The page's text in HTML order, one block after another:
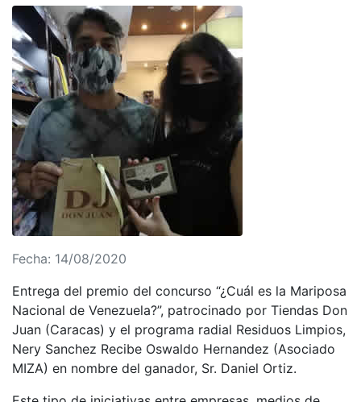
Fecha: 14/08/2020
Entrega del premio del concurso “¿Cuál es la Mariposa
Nacional de Venezuela?”, patrocinado por Tiendas Don
Juan (Caracas) y el programa radial Residuos Limpios,
Nery Sanchez Recibe Oswaldo Hernandez (Asociado
MIZA) en nombre del ganador, Sr. Daniel Ortiz.